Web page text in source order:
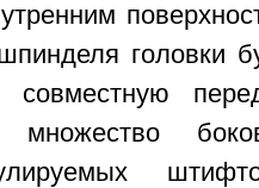
головки
совместную
множество